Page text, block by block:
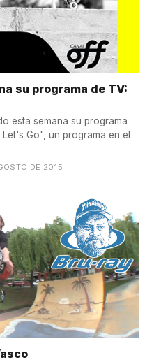
su programa de TV:
esta semana su programa
Go", un programa en el
DE 2015